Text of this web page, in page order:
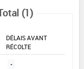
(1)
DÉLAIS AVANT
RÉCOLTE
-